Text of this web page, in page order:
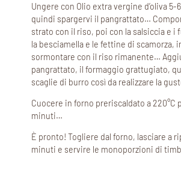
Ungere con Olio extra vergine d’oliva 5-
quindi spargervi il pangrattato…
strato con il riso, poi con la salsiccia e i
la besciamella e le fettine di scamorza,
sormontare con il riso rimanente…
pangrattato, il formaggio grattugiato,
scaglie di burro così da realizzare la
Cuocere in forno preriscaldato a 220°C
minuti…
È pronto! Togliere dal forno, lasciare a
minuti e servire le monoporzioni di